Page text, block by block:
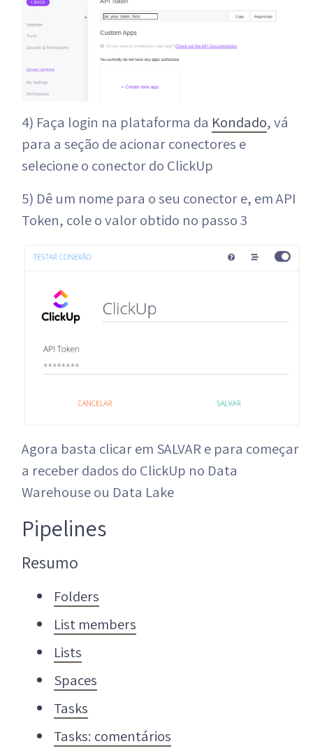
4) Faça login na plataforma da Kondado, vá
para a seção de acionar conectores e
selecione o conector do ClickUp
5) Dê um nome para o seu conector e, em API
Token, cole o valor obtido no passo 3
Agora basta clicar em SALVAR e para começar
a receber dados do ClickUp no Data
Warehouse ou Data Lake
Pipelines
Resumo
Folders
List members
Lists
Spaces
Tasks
Tasks: comentários